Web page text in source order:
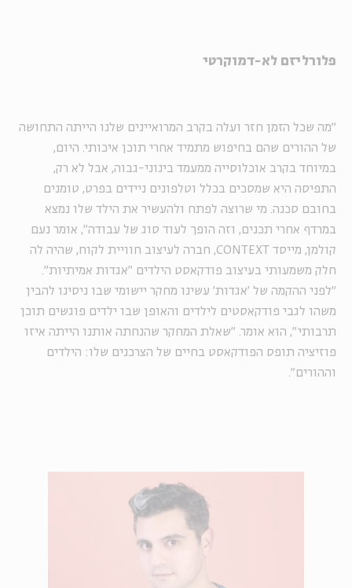
פלורליזם לא-דמוקרטי
"מה שכל הזמן חזר ועלה בקרב המרואיינים שלנו הייתה התחושה
של ההורים שהם בחיפוש מתמיד אחרי תוכן איכותי. היום,
במיוחד בקרב אוכלוסייה ממעמד בינוני-גבוה, אבל לא רק,
התפיסה היא שמסכים בכלל וטלפונים ניידים בפרט, טומנים
בחובם סכנה. מי שרוצה לפתח ולהעשיר את הילד שלו נמצא
במרדף אחרי תכנים, וזה הופך לעוד סוג של עבודה", אומר נעם
קולמן, מייסד
CONTEXT, חברה לעיצוב חוויית לקוח, שהיה לה
חלק משמעותי בעיצוב פודקאסט הילדים "אגדות אמיתיות".
"לפני ההקמה של 'אגדות' עשינו מחקר יישומי שבו ניסינו להבין
משהו לגבי פודקאסטים לילדים והאופן שבו ילדים פוגשים תוכן
תרבותי", הוא אומר. "שאלת המחקר שהנחתה אותנו הייתה איזו
פוזיציה תופס הפודקאסט בחיים של הצרכנים שלו: הילדים
וההורים".